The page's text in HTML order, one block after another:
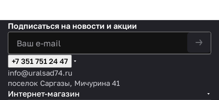
Подписаться на новости и акции
+7 351 751 24 47
info@uralsad74.ru
поселок Саргазы, Мичурина 41
Интернет-магазин